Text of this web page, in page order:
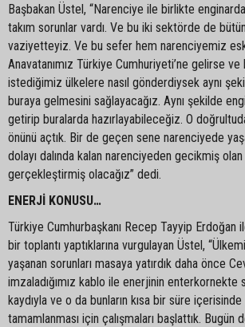
Başbakan Üstel, “Narenciye ile birlikte enginarda
takım sorunlar vardı. Ve bu iki sektörde de
vaziyetteyiz. Ve bu sefer hem narenciyemiz
Anavatanımız Türkiye Cumhuriyeti’ne gelirse ve
istediğimiz ülkelere nasıl gönderdiysek aynı
buraya gelmesini sağlayacağız. Aynı şekilde
getirip buralarda hazırlayabileceğiz. O
önünü açtık. Bir de geçen sene narenciyede
dolayı dalında kalan narenciyeden gecikmiş
gerçekleştirmiş olacağız” dedi.
ENERJİ KONUSU…
Türkiye Cumhurbaşkanı Recep Tayyip Erdoğan
bir toplantı yaptıklarına vurgulayan Üstel,
yaşanan sorunları masaya yatırdık daha önce
imzaladığımız kablo ile enerjinin
kaydıyla ve o da bunların kısa bir süre
tamamlanması için çalışmaları başlattık. Bugün